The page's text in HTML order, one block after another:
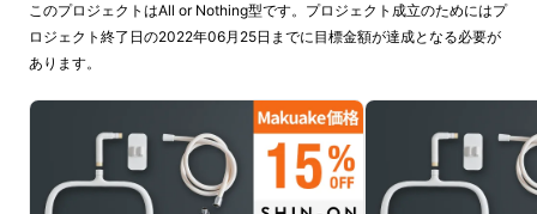
このプロジェクトはAll or Nothing型です。プロジェクト成立のためにはプ
ロジェクト終了日の2022年06月25日までに目標金額が達成となる必要が
あります。